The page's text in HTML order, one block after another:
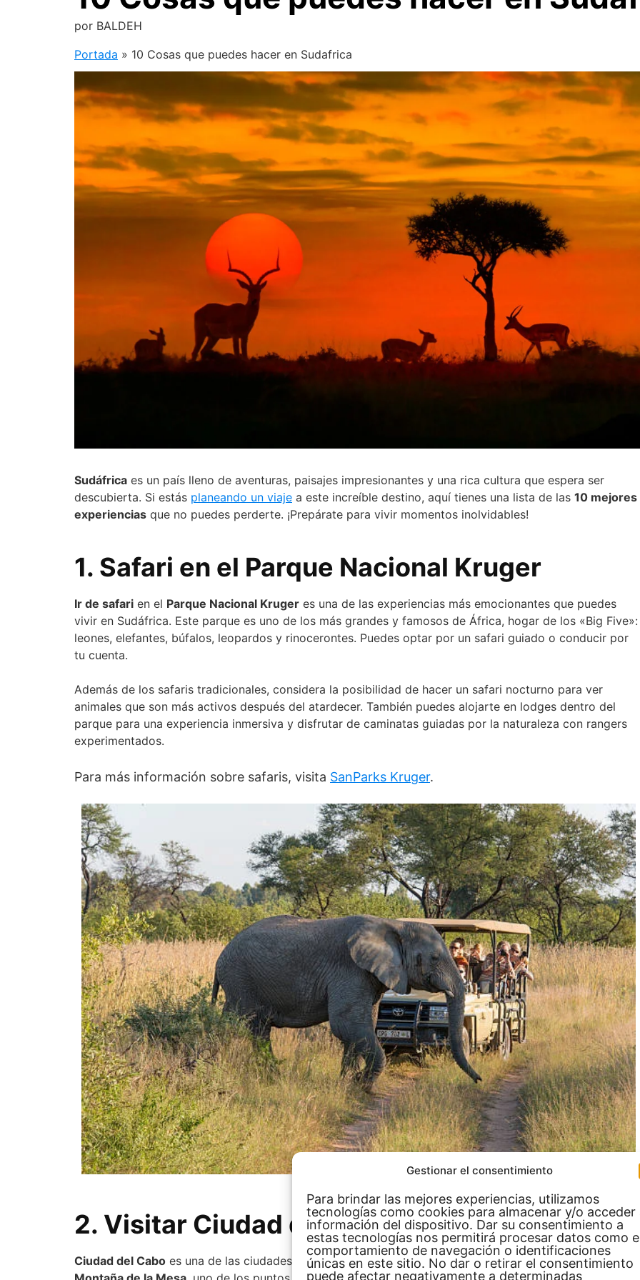
Gestionar el consentimiento
Para brindar las mejores experiencias, utilizamos
tecnologías como cookies para almacenar y/o acceder
información del dispositivo. Dar su consentimiento a
estas tecnologías nos permitirá procesar datos como
comportamiento de navegación o identificaciones
únicas en este sitio. No dar o retirar el consentimiento
puede afectar negativamente a determinadas
por BALDEH
Portada » 10 Cosas que puedes hacer en Sudafrica
Sudáfrica es un país lleno de aventuras, paisajes impresionantes y una rica cultura que espera ser
descubierta. Si estás planeando un viaje a este increíble destino, aquí tienes una lista de las 10 mejores
experiencias que no puedes perderte. ¡Prepárate para vivir momentos inolvidables!
1. Safari en el Parque Nacional Kruger
Ir de safari en el Parque Nacional Kruger es una de las experiencias más emocionantes que puedes
vivir en Sudáfrica. Este parque es uno de los más grandes y famosos de África, hogar de los «Big Five»:
leones, elefantes, búfalos, leopardos y rinocerontes. Puedes optar por un safari guiado o conducir por
tu cuenta.
Además de los safaris tradicionales, considera la posibilidad de hacer un safari nocturno para ver
animales que son más activos después del atardecer. También puedes alojarte en lodges dentro del
parque para una experiencia inmersiva y disfrutar de caminatas guiadas por la naturaleza con rangers
experimentados.
Para más información sobre safaris, visita SanParks Kruger.
2. Visitar Ciudad del Cabo
Ciudad del Cabo es una de las ciudades más bellas del mundo. No puedes perderte la vista desde la